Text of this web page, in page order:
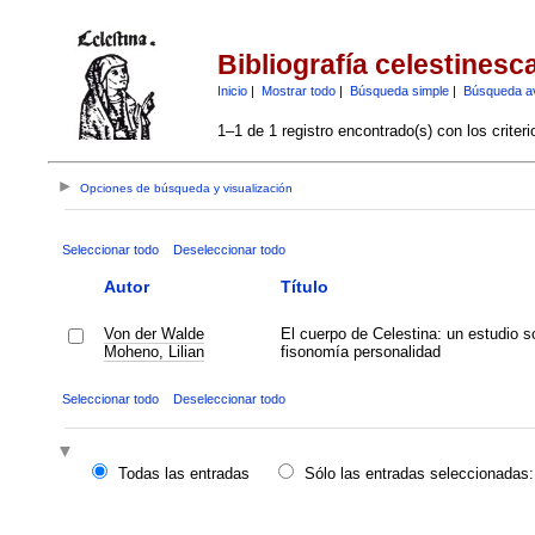
Bibliografía
Inicio| Mostrar todo| Búsqueda simple| Búsqueda
1–1 de 1 registro encontrado(s) con los
Opciones de búsqueda y visualización
Seleccionar todo Deseleccionar todo
Autor Título
Von der Walde
Moheno, Lilian
El cuerpo de Celestina: un estudio
fisonomía personalidad
Seleccionar todo Deseleccionar todo
Todas las entradas Sólo las entradas seleccionadas: